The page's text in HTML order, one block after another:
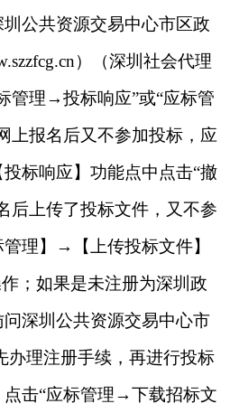
公共资源交易中心市区政
）（深圳社会代理
管理→投标响应”或“应标管
上报名后又不参加投标，应
标响应】功能点中点击“撤
后上传了投标文件，又不参
理】→【上传投标文件】
；如果是未注册为深圳政
深圳公共资源交易中心市
办理注册手续，再进行投标
击“应标管理→下载招标文